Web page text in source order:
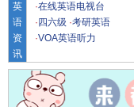
英
语
资
讯
·在线英语电视台
· 四六级 ·考研英语
·VOA英语听力